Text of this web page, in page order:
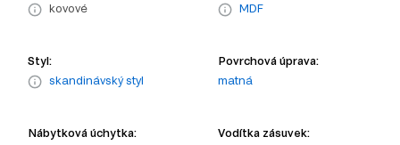
kovové
MDF
Styl:
skandinávský styl
Povrchová úprava:
matná
Nábytková úchytka:
Vodítka zásuvek: